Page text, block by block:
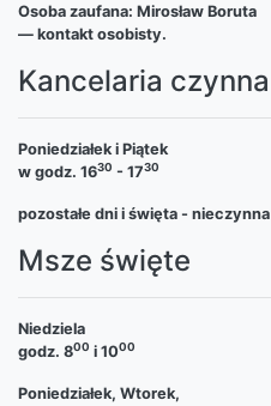
Osoba zaufana: Mirosław Boruta
— kontakt osobisty.
Kancelaria czynna
Poniedziałek i Piątek
w godz. 1630 - 1730
pozostałe dni i święta - nieczynna
Msze święte
Niedziela
godz. 800 i 1000
Poniedziałek, Wtorek,